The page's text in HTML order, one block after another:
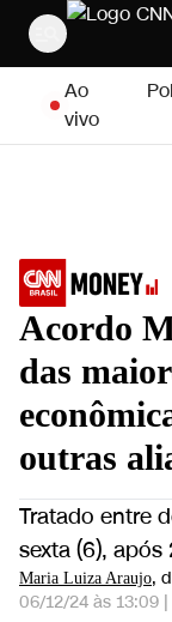
Pular para o
Ao
vivo
Acordo
das
outras
Tratado entre
sexta (6),
Maria Luiza Araujo,
06/12/24 às 13:09 |